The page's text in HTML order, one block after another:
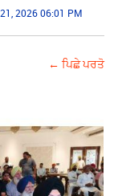
2026 06:01 PM
← ਪਿਛੇ ਪਰਤੋ